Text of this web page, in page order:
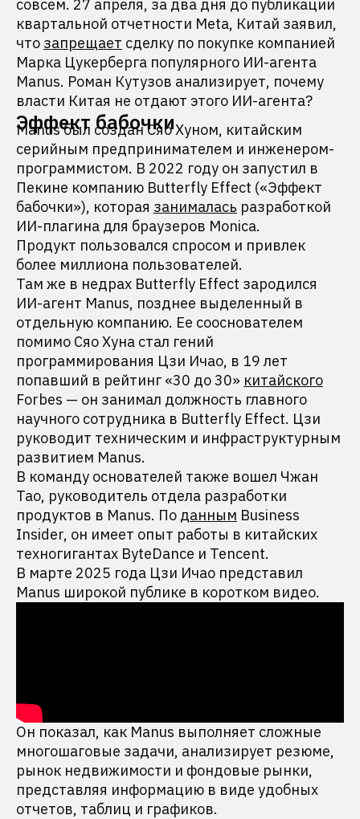
совсем. 27 апреля, за два дня до публикации
квартальной отчетности Meta, Китай заявил,
что запрещает сделку по покупке компанией
Марка Цукерберга популярного ИИ-агента
Manus. Роман Кутузов анализирует, почему
власти Китая не отдают этого ИИ-агента?
Эффект бабочки
Manus был создан Сяо Хуном, китайским
серийным предпринимателем и инженером-
программистом. В 2022 году он запустил в
Пекине компанию Butterfly Effect («Эффект
бабочки»), которая занималась разработкой
ИИ-плагина для браузеров Monica.
Продукт пользовался спросом и привлек
более миллиона пользователей.
Там же в недрах Butterfly Effect зародился
ИИ-агент Manus, позднее выделенный в
отдельную компанию. Ее сооснователем
помимо Сяо Хуна стал гений
программирования Цзи Ичао, в 19 лет
попавший в рейтинг «30 до 30» китайского
Forbes — он занимал должность главного
научного сотрудника в Butterfly Effect. Цзи
руководит техническим и инфраструктурным
развитием Manus.
В команду основателей также вошел Чжан
Тао, руководитель отдела разработки
продуктов в Manus. По данным Business
Insider, он имеет опыт работы в китайских
техногигантах ByteDance и Tencent.
В марте 2025 года Цзи Ичао представил
Manus широкой публике в коротком видео.
Он показал, как Manus выполняет сложные
многошаговые задачи, анализирует резюме,
рынок недвижимости и фондовые рынки,
представляя информацию в виде удобных
отчетов, таблиц и графиков.